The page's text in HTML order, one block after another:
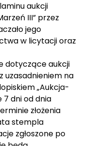
aukcji
III” przez
jego
w licytacji oraz
dotyczące aukcji
uzasadnieniem na
„Aukcja-
7 dni od dnia
złożenia
stempla
zgłoszone po